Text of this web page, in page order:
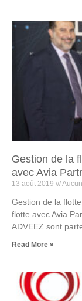
Gestion de la
avec Avia
13 août 2019
Gestion de la
flotte avec Avia
ADVEEZ sont
Read More »